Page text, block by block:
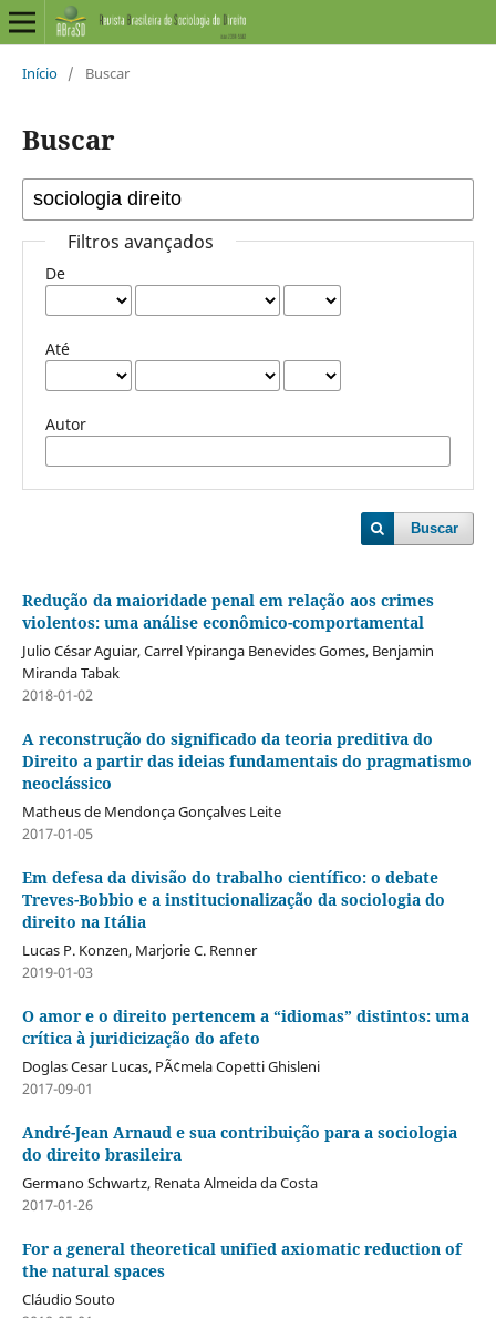
Início / Buscar
Buscar
Filtros avançados
De
Até
Autor
Buscar
Redução da maioridade penal em relação aos crimes
violentos: uma análise econômico-comportamental
Julio César Aguiar, Carrel Ypiranga Benevides Gomes, Benjamin
Miranda Tabak
2018-01-02
A reconstrução do significado da teoria preditiva do
Direito a partir das ideias fundamentais do pragmatismo
neoclássico
Matheus de Mendonça Gonçalves Leite
2017-01-05
Em defesa da divisão do trabalho científico: o debate
Treves-Bobbio e a institucionalização da sociologia do
direito na Itália
Lucas P. Konzen, Marjorie C. Renner
2019-01-03
O amor e o direito pertencem a “idiomas” distintos: uma
crítica à juridicização do afeto
Doglas Cesar Lucas, PÃ¢mela Copetti Ghisleni
2017-09-01
André-Jean Arnaud e sua contribuição para a sociologia
do direito brasileira
Germano Schwartz, Renata Almeida da Costa
2017-01-26
For a general theoretical unified axiomatic reduction of
the natural spaces
Cláudio Souto